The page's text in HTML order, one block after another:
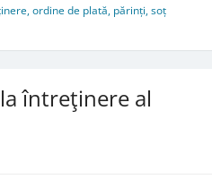
,ordine de plată, părinți,soț
întreţinere al